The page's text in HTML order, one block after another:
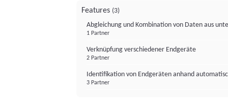
Features (3)
Abgleichung und Kombination von Daten aus
1 Partner
Verknüpfung verschiedener Endgeräte
2 Partner
Identifikation von Endgeräten anhand
3 Partner